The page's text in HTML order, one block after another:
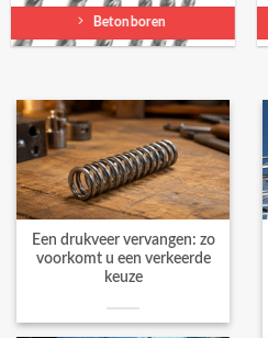
Betonboren
Een drukveer vervangen: zo
voorkomt u een verkeerde
keuze